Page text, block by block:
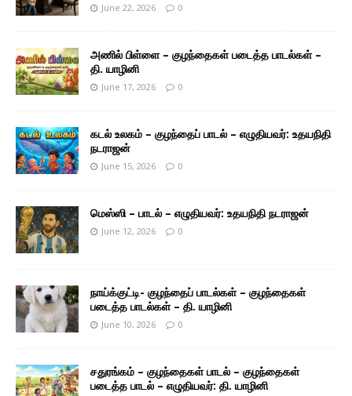
June 22, 2026 0
அணில் பிள்ளை – குழந்தைகள் படைத்த பாடல்கள் –
தி. யாழினி
June 17, 2026 0
கடல் உலகம் – குழந்தைப் பாடல் – எழுதியவர்: உதயநிதி
நடராஜன்
June 15, 2026 0
மெஸ்ஸி – பாடல் – எழுதியவர்: உதயநிதி நடராஜன்
June 12, 2026 0
நாய்க்குட்டி- குழந்தைப் பாடல்கள் – குழந்தைகள்
படைத்த பாடல்கள் – தி. யாழினி
June 10, 2026 0
சதுரங்கம் – குழந்தைகள் பாடல் – குழந்தைகள்
படைத்த பாடல் – எழுதியவர்: தி. யாழினி